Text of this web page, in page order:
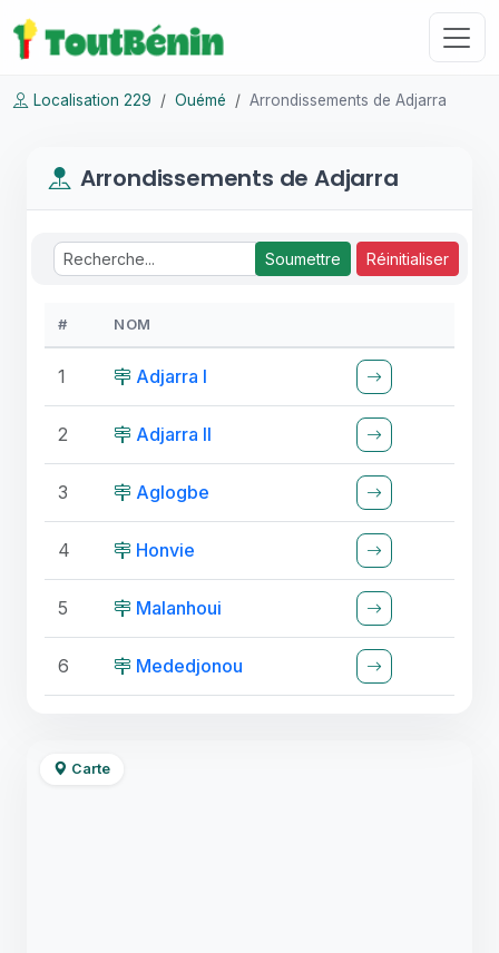
Localisation 229 Ouémé Arrondissements de Adjarra
Arrondissements de Adjarra
Soumettre Réinitialiser
# NOM
1 Adjarra I
2 Adjarra II
3 Aglogbe
4 Honvie
5 Malanhoui
6 Mededjonou
Carte